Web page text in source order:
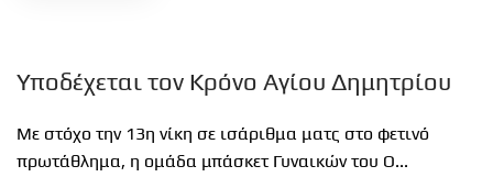
Υποδέχεται τον Κρόνο Αγίου Δημητρίου
Με στόχο την 13η νίκη σε ισάριθμα ματς στο φετινό
πρωτάθλημα, η ομάδα μπάσκετ Γυναικών του Ο...